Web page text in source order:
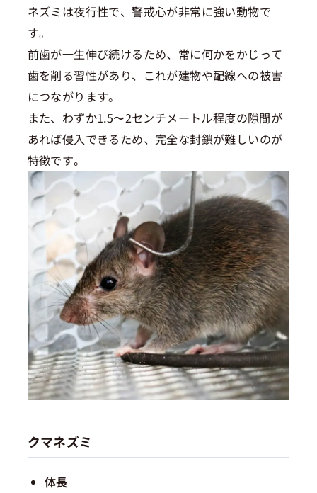
ネズミは夜行性で、警戒心が非常に強い動物で
す。
前歯が一生伸び続けるため、常に何かをかじって
歯を削る習性があり、これが建物や配線への被害
につながります。
また、わずか1.5〜2センチメートル程度の隙間が
あれば侵入できるため、完全な封鎖が難しいのが
特徴です。
クマネズミ
体長